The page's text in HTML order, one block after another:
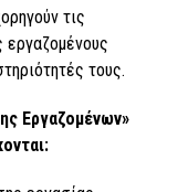
τις
εργαζομένους
τους.
Εργαζομένων»